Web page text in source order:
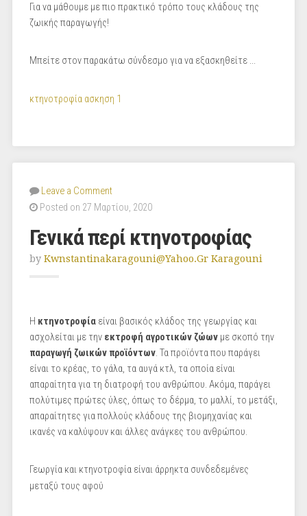
Για να μάθουμε με πιο πρακτικό τρόπο τους κλάδους της
ζωικής παραγωγής!
Μπείτε στον παρακάτω σύνδεσμο για να εξασκηθείτε ...
κτηνοτροφία ασκηση 1
Leave a Comment
Posted on 27 Μαρτίου, 2020
Γενικά περί κτηνοτροφίας
by Kwnstantinakaragouni@yahoo.gr Karagouni
Η κτηνοτροφίαείναι βασικός κλάδος της γεωργίας και
ασχολείται με την εκτροφή αγροτικών ζώωνμε σκοπό την
παραγωγή ζωικών προϊόντων. Τα προϊόντα που παράγει
είναι το κρέας, το γάλα, τα αυγά κτλ, τα οποία είναι
απαραίτητα για τη διατροφή του ανθρώπου. Ακόμα, παράγει
πολύτιμες πρώτες ύλες, όπως το δέρμα, το μαλλί, το μετάξι,
απαραίτητες για πολλούς κλάδους της βιομηχανίας και
ικανές να καλύψουν και άλλες ανάγκες του ανθρώπου.
Γεωργία και κτηνοτροφία είναι άρρηκτα συνδεδεμένες
μεταξύ τους αφού